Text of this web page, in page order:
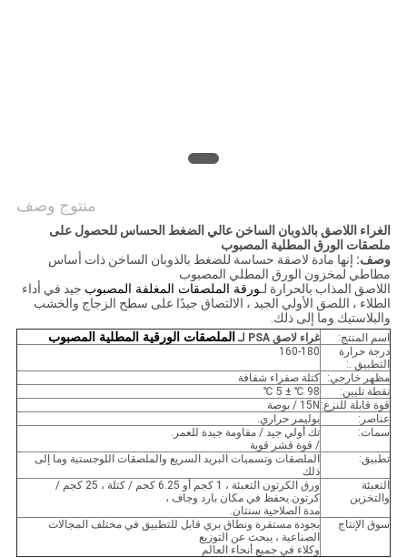
منتوج وصف
الغراء اللاصق بالذوبان الساخن عالي الضغط الحساس للحصول على
ملصقات الورق المطلية المصبوب
وصف: إنها مادة لاصقة حساسة للضغط بالذوبان الساخن ذات أساس
مطاطي لمخزون الورق المطلي المصبوب
اللاصق المذاب بالحرارة لـورقة الملصقات المغلفة المصبوب جيد في أداء
الطلاء ، اللصق الأولي الجيد ، الالتصاق جيدًا على سطح الزجاج والخشب
والبلاستيك وما إلى ذلك.
اسم المنتج: غراء لاصق PSA لـ الملصقات الورقية المطلية المصبوب
درجة حرارة
التطبيق .:
160-180
مظهر خارجي:
كتلة صفراء شفافة
نقطة تليين:
98 ℃ ± 5 ℃
قوة قابلة للنزع: 15N / بوصة
عناصر:
بوليمر حراري.
سمات:
تك أولي جيد / مقاومة جيدة للعمر.
/ قوة قشر قوية
تطبيق:
الملصقات وتسميات البريد السريع والملصقات اللوجستية وما إلى
ذلك
التعبئة
والتخزين
ورق الكرتون التعبئة ، 1 كجم أو 6.25 كجم / كتلة ، 25 كجم /
كرتون.يحفظ في مكان بارد وجاف ،
مدة الصلاحية سنتان.
سوق الإنتاج
بجودة مستقرة ونطاق بري قابل للتطبيق في مختلف المجالات
الصناعية ، يبحث عن التوزيع
وكلاء في جميع أنحاء العالم